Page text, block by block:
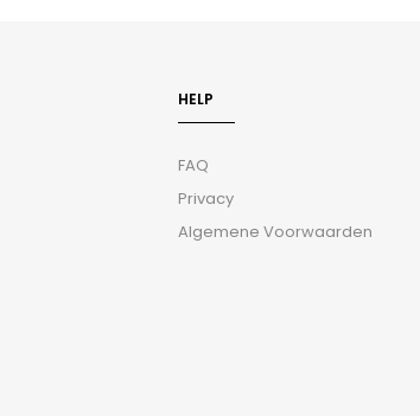
HELP
FAQ
Privacy
Algemene Voorwaarden